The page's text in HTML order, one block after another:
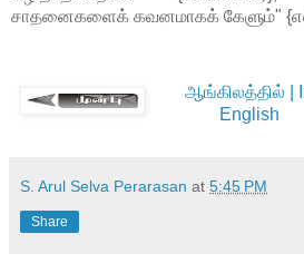
சாதனைகளைக் கவனமாகக் கேளும்"
ஆங்கிலத்தில் |
English
S. Arul Selva Perarasan at 5:45 PM
Share